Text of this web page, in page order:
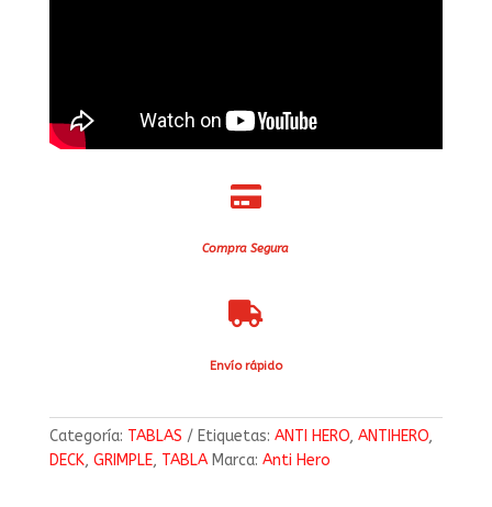

Compra Segura

Envío rápido
Categoría: TABLAS Etiquetas: ANTI HERO, ANTIHERO,
DECK, GRIMPLE, TABLA Marca: Anti Hero